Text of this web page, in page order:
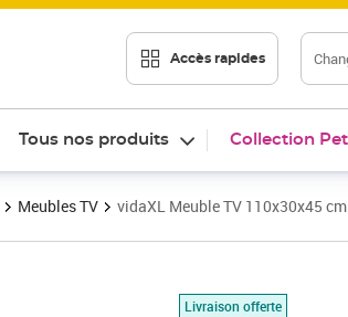
Accès rapides
Tous nos produits Collection
Meubles TV vidaXL Meuble TV 110x30x45
Livraison offerte
Prix 105,89€